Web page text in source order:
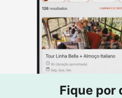
Fique por